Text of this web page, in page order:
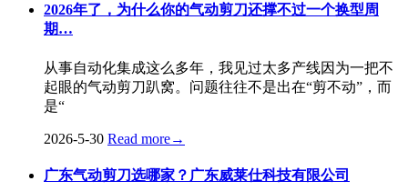
2026年了，为什么你的气动剪刀还撑不过一个换型周
期…
从事自动化集成这么多年，我见过太多产线因为一把不
起眼的气动剪刀趴窝。问题往往不是出在“剪不动”，而
是“
2026-5-30 Read more→
广东气动剪刀选哪家？广东威莱仕科技有限公司